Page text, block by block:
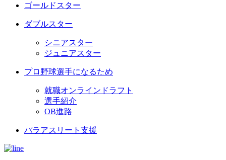
ゴールドスター
ダブルスター
シニアスター
ジュニアスター
プロ野球選手になるため
就職オンラインドラフト
選手紹介
OB進路
パラアスリート支援